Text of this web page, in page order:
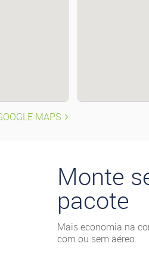
MAPS
Monte
pacote
Mais economia na
com ou sem aéreo.